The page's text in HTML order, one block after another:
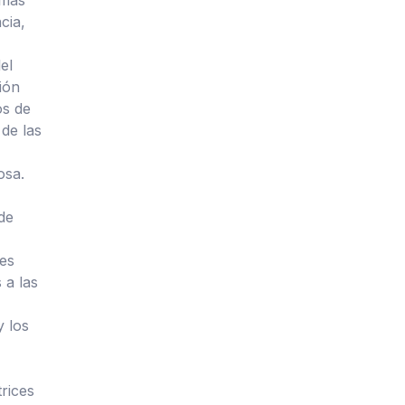
de
las
a las
los